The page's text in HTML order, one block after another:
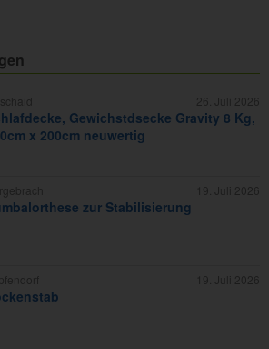
Gewichstdsecke Gravity 8 Kg,
x 200cm neuwertig
zur Stabilisierung